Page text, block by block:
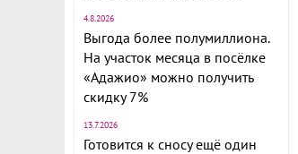
4.8.2026
Выгода более полумиллиона.
На участок месяца в посёлке
«Адажио» можно получить
скидку 7%
13.7.2026
Готовится к сносу ещё один